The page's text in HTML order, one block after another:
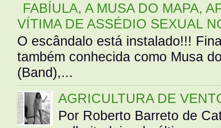
FABÍULA, A MUSA DO MAPA,
VÍTIMA DE ASSÉDIO SEXUAL
O escândalo está instalado!!!
também conhecida como Musa
(Band),...
AGRICULTURA DE
Por Roberto Barreto de